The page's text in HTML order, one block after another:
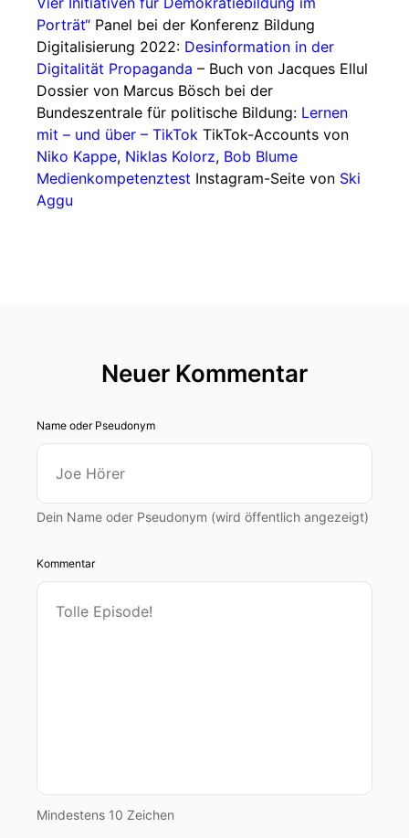
Porträt“ Panel bei der Konferenz Bildung
Digitalisierung 2022: Desinformation in der
Digitalität Propaganda – Buch von Jacques Ellul
Dossier von Marcus Bösch bei der
Bundeszentrale für politische Bildung: Lernen
mit – und über – TikTok TikTok-Accounts von
Niko Kappe, Niklas Kolorz, Bob Blume
Medienkompetenztest Instagram-Seite von Ski
Aggu
Neuer Kommentar
Name oder Pseudonym
Dein Name oder Pseudonym (wird öffentlich angezeigt)
Kommentar
Mindestens 10 Zeichen